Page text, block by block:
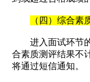
（四）综合素
进入面试环节
合素质测评结果不
将通过短信通知。